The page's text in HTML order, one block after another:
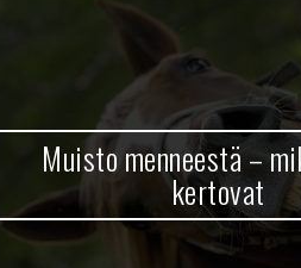
Muisto menneestä –
kertovat